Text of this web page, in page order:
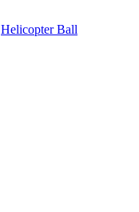
Helicopter Ball